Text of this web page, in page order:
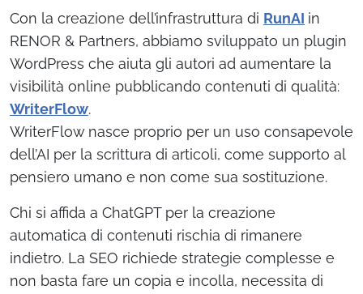
Con la creazione dell’infrastruttura di RunAI in
RENOR & Partners, abbiamo sviluppato un plugin
WordPress che aiuta gli autori ad aumentare la
visibilità online pubblicando contenuti di qualità:
WriterFlow.
WriterFlow nasce proprio per un uso consapevole
dell’AI per la scrittura di articoli, come supporto al
pensiero umano e non come sua sostituzione.
Chi si affida a ChatGPT per la creazione
automatica di contenuti rischia di rimanere
indietro. La SEO richiede strategie complesse e
non basta fare un copia e incolla, necessita di